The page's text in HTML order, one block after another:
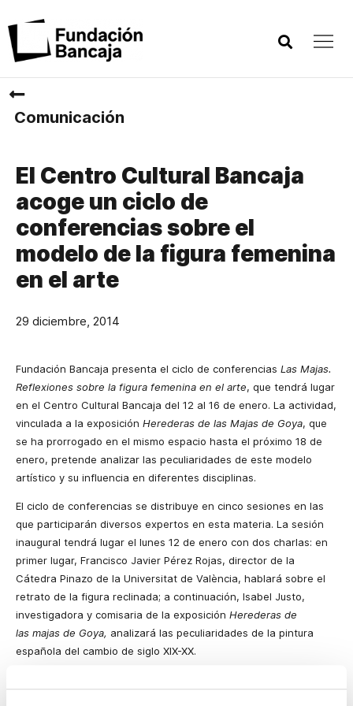
Comunicación
El Centro Cultural Bancaja
acoge un ciclo de
conferencias sobre el
modelo de la figura femenina
en el arte
29 diciembre, 2014
Fundación Bancaja presenta el ciclo de conferencias Las Majas.
Reflexiones sobre la figura femenina en el arte, que tendrá lugar
en el Centro Cultural Bancaja del 12 al 16 de enero. La actividad,
vinculada a la exposición Herederas de las Majas de Goya, que
se ha prorrogado en el mismo espacio hasta el próximo 18 de
enero, pretende analizar las peculiaridades de este modelo
artístico y su influencia en diferentes disciplinas.
El ciclo de conferencias se distribuye en cinco sesiones en las
que participarán diversos expertos en esta materia. La sesión
inaugural tendrá lugar el lunes 12 de enero con dos charlas: en
primer lugar, Francisco Javier Pérez Rojas, director de la
Cátedra Pinazo de la Universitat de València, hablará sobre el
retrato de la figura reclinada; a continuación, Isabel Justo,
investigadora y comisaria de la exposición Herederas de
las majas de Goya, analizará las peculiaridades de la pintura
española del cambio de siglo XIX-XX.